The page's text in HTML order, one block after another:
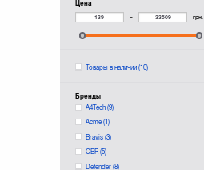
Цена
– грн.
Товары в наличии(10)
Бренды
A4Tech(9)
Acme(1)
Bravis(3)
CBR(5)
Defender(8)